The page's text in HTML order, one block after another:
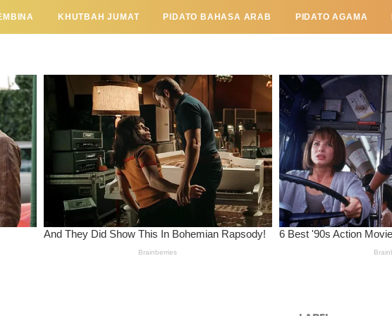
KHUTBAH JUMAT PIDATO BAHASA ARAB PIDATO AGAMA